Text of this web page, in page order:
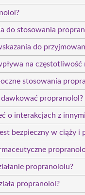
do stosowania
do
na częstotliwość
stosowania
propranolol?
o interakcjach z
bezpieczny w ciąży i
propranololu?
propranolol?